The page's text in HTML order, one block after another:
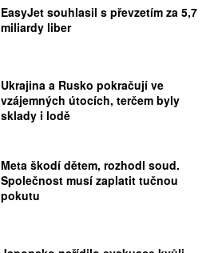
EasyJet souhlasil s převzetím za 5,7
miliardy liber
Ukrajina a Rusko pokračují ve
vzájemných útocích, terčem byly
sklady i lodě
Meta škodí dětem, rozhodl soud.
Společnost musí zaplatit tučnou
pokutu